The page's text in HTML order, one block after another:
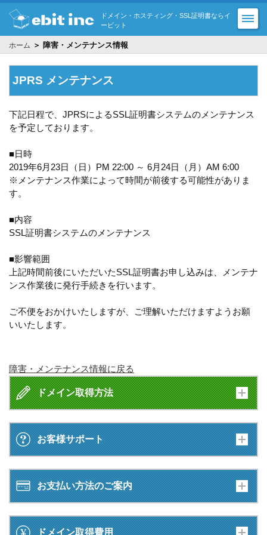
ドメイン・ホスティング・SSL証明書ならイ
ービット
ホーム ＞ 障害・メンテナンス情報
JPRS メンテナンス
下記日程で、JPRSによるSSL証明書システムのメンテナンス
を予定しております。
■日時
2019年6月23日（日）PM 22:00 ～ 6月24日（月）AM 6:00
※メンテナンス作業によって時間が前後する可能性がありま
す。
■内容
SSL証明書システムのメンテナンス
■影響範囲
上記時間前後にいただいたSSL証明書お申し込みは、メンテナ
ンス作業後に発行手続きを行います。
ご不便をおかけいたしますが、ご理解いただけますようお願
いいたします。
障害・メンテナンス情報に戻る
ドメイン取得方法
お客様サポート
お支払い方法のご案内
ドメイン取得費用